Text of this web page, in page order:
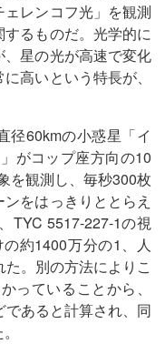
レンコフ光」を観測
るものだ。光学的に
星の光が高速で変化
高いという特長が、
径60kmの小惑星「イ
がコップ座方向の10
を観測し、毎秒300枚
をはっきりととらえ
TYC 5517-227-1の視
約1400万分の1、人
。別の方法によりこ
っていることから、
あると計算され、同